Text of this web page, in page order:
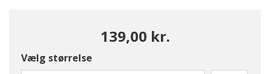
139,00 kr.
Vælg størrelse